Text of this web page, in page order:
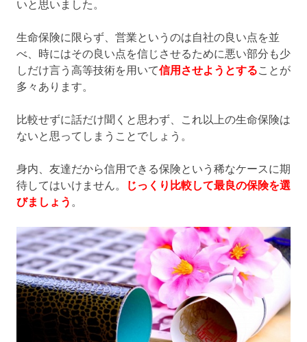
いと思いました。
生命保険に限らず、営業というのは自社の良い点を並
べ、時にはその良い点を信じさせるために悪い部分も少
しだけ言う高等技術を用いて信用させようとすることが
多々あります。
比較せずに話だけ聞くと思わず、これ以上の生命保険は
ないと思ってしまうことでしょう。
身内、友達だから信用できる保険という稀なケースに期
待してはいけません。
じっくり比較して最良の保険を選
びましょう 。